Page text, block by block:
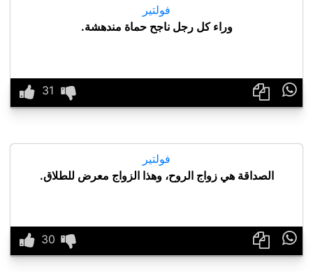
فولتير
وراء كل رجل ناجح حماة مندهشة.

فولتير
الصداقة هي زواج الروح، وهذا الزواج معرض للطلاق.
